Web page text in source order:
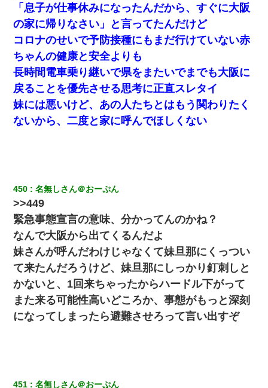
彼女(37)の情欲がえげつない件ｗｗｗｗｗｗｗ
中途採用のAが部長から呼び出された。Aはヘラヘラと部屋
に入っていき、1時間後に号泣しながら出てきて…
父親がくも膜下出血で突然ﾀﾋ。→母の貯金が0なことが判
明。→母「私を家に置いてほしい、どうか見捨てないで(土
下座」俺・嫁「…」
を持ってしても結婚て難しいんだなぁ…と思ってた
ＤＮＡ検査『血縁関係０％』旦那「やっぱり托卵だったん
だ…」嫁「本当に身に覚えがない」「なにかの間違いだ！
取り違えだ！」→ 嫁「あっ」
隣の部屋の住民の母親、オートロックを突破してマンショ
ンに入り込んできたみたいで、ずっとドアの前で喚いてて
滅茶苦茶うるさかった。
「息子が仕事休みになったんだから、すぐに大阪
の家に帰りなさい」と言ってたんだけど
コロナのせいで予防接種にもまだ行けていない赤
ちゃんの健康と安全よりも
長時間電車乗り継いで県をまたいでまでも大阪に
戻ることを優先させる思考に正直スレタイ
妹には悪いけど、あの人たちとはもう関わりたく
ないから、二度と家に呼んでほしくない
450 名無しさん＠おーぷん
>>449
緊急事態宣言の意味、分かってんのかね？
なんで大阪から出てくるんだよ
妹さんが呼んだわけじゃなくて妹旦那にくっつい
て来たんだろうけど、妹旦那にしっかり釘刺しと
かないと、1回来ちゃったからハードル下がって
また来る可能性高いどころか、事態がもっと深刻
になってしまったら避難させろって言い出すぞ
451 名無しさん＠おーぷん